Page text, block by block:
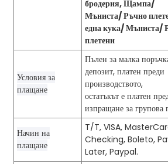
бродерия, Щампа/
Мъниста/ Ръчно
една кука/ Мъниста/
плетени
Условия за
плащане
Пълен за малка
депозит, платен преди
производството,
остатъкът е платен
изпращане за групова
Начин на
плащане
T/T, VISA,
Checking, Boleto,
Later, Paypal.